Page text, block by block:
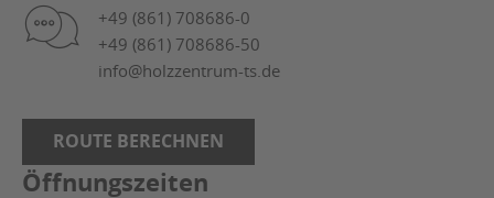
+49 (861) 708686-0
+49 (861) 708686-50
info@holzzentrum-ts.de
ROUTE BERECHNEN
Öffnungszeiten